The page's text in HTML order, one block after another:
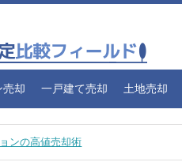
売却 一戸建て売却 土地売却
ンの高値売却術